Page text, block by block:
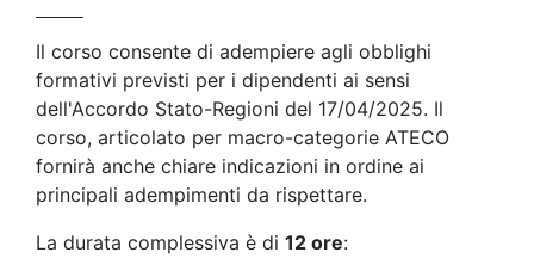
Il corso consente di adempiere agli obblighi
formativi previsti per i dipendenti ai sensi
dell'Accordo Stato-Regioni del 17/04/2025. Il
corso, articolato per macro-categorie ATECO
fornirà anche chiare indicazioni in ordine ai
principali adempimenti da rispettare.
La durata complessiva è di 12 ore: